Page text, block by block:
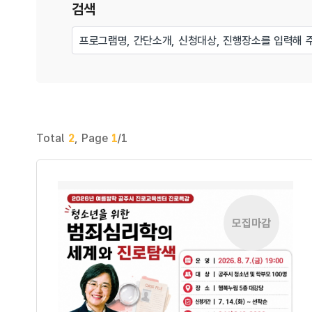
검색
Total 2, Page 1/1
모집마감